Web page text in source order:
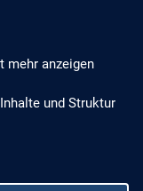
mehr anzeigen
und Struktur